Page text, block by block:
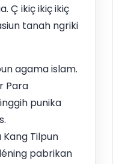
Ç ikiç ikiç ikiç
tanah ngriki
agama islam.
Para
punika
Tilpun
pabrikan